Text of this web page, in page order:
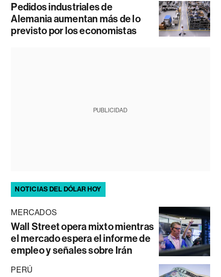
Pedidos industriales de
Alemania aumentan más de lo
previsto por los economistas
PUBLICIDAD
NOTICIAS DEL DÓLAR HOY
MERCADOS
Wall Street opera mixto mientras
el mercado espera el informe de
empleo y señales sobre Irán
PERÚ